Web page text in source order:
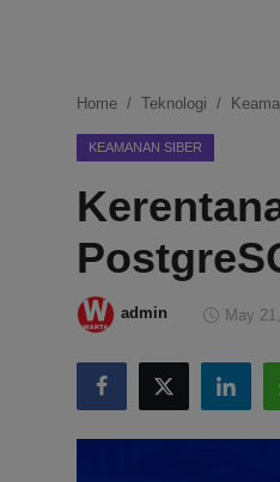
Ekonomi
Internasional
Teknologi
Hiburan
Kesehatan
Home Teknologi
KEAMANAN SIBER
admin May